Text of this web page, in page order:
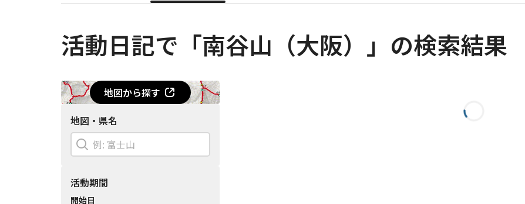
活動日記で「南谷山（大阪）」の検索結果
地図から探す
地図・県名
活動期間
開始日